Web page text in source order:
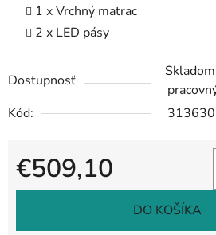
1 x Vrchný matrac
2 x LED pásy
Dostupnosť
Kód:
€509,10
Jednotková cena:
DO KOŠÍKA